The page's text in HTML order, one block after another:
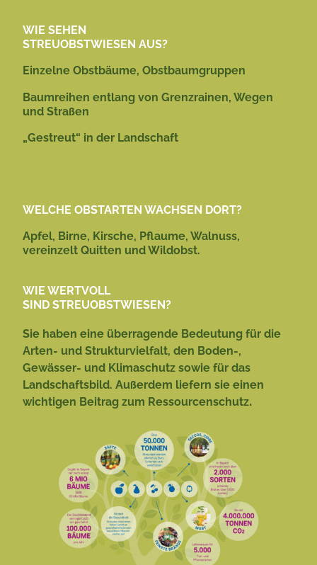
WIE SEHEN
STREUOBSTWIESEN AUS?
Einzelne Obstbäume, Obstbaumgruppen
Baumreihen entlang von Grenzrainen, Wegen
und Straßen
„Gestreut“ in der Landschaft
WELCHE OBSTARTEN WACHSEN DORT?
Apfel, Birne, Kirsche, Pflaume, Walnuss,
vereinzelt Quitten und Wildobst.
WIE WERTVOLL
SIND STREUOBSTWIESEN?
Sie haben eine überragende Bedeutung für die
Arten- und Strukturvielfalt, den Boden-,
Gewässer- und Klimaschutz sowie für das
Landschaftsbild. Außerdem liefern sie einen
wichtigen Beitrag zum Ressourcenschutz.